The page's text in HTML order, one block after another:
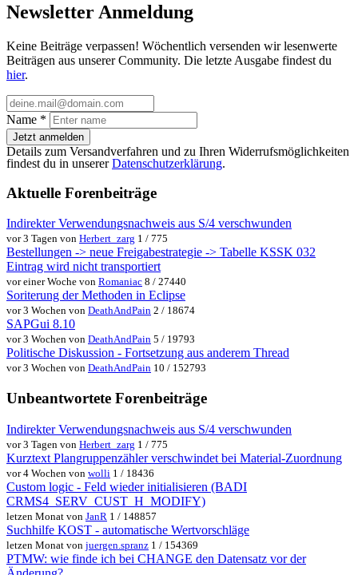
Newsletter Anmeldung
Keine Beiträge verpassen! Wöchentlich versenden wir lesenwerte
Beiträgen aus unserer Community. Die letzte Ausgabe findest du
hier.
Name *
Jetzt anmelden
Details zum Versandverfahren und zu Ihren Widerrufsmöglichkeiten
findest du in unsererDatenschutzerklärung.
Aktuelle Forenbeiträge
Indirekter Verwendungsnachweis aus S/4 verschwunden
vor 3 Tagen von Herbert_zarg 1 / 775
Bestellungen -> neue Freigabestrategie -> Tabelle KSSK 032
Eintrag wird nicht transportiert
vor einer Woche von Romaniac 8 / 27440
Soriterung der Methoden in Eclipse
vor 3 Wochen von DeathAndPain 2 / 18674
SAPGui 8.10
vor 3 Wochen von DeathAndPain 5 / 19793
Politische Diskussion - Fortsetzung aus anderem Thread
vor 3 Wochen von DeathAndPain 10 / 152793
Unbeantwortete Forenbeiträge
Indirekter Verwendungsnachweis aus S/4 verschwunden
vor 3 Tagen von Herbert_zarg 1 / 775
Kurztext Plangruppenzähler verschwindet bei Material-Zuordnung
vor 4 Wochen von wolli 1 / 18436
Custom logic - Feld wieder initialisieren (BADI
CRMS4_SERV_CUST_H_MODIFY)
letzen Monat von JanR 1 / 148857
Suchhilfe KOST - automatische Wertvorschläge
letzen Monat von juergen.spranz 1 / 154369
PTMW: wie finde ich bei CHANGE den Datensatz vor der